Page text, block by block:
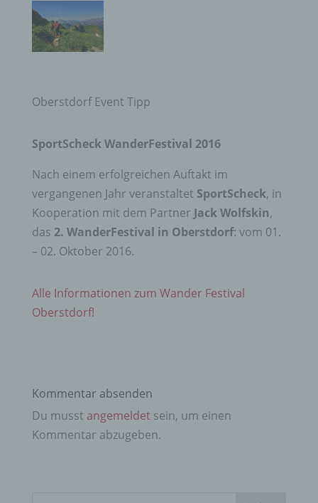
Oberstdorf Event Tipp
SportScheck WanderFestival 2016
Nach einem erfolgreichen Auftakt im
vergangenen Jahr veranstaltet SportScheck, in
Kooperation mit dem Partner Jack Wolfskin,
das 2. WanderFestival in Oberstdorf: vom 01.
– 02. Oktober 2016.
Alle Informationen zum Wander Festival
Oberstdorf!
Kommentar absenden
Du musst angemeldet sein, um einen
Kommentar abzugeben.